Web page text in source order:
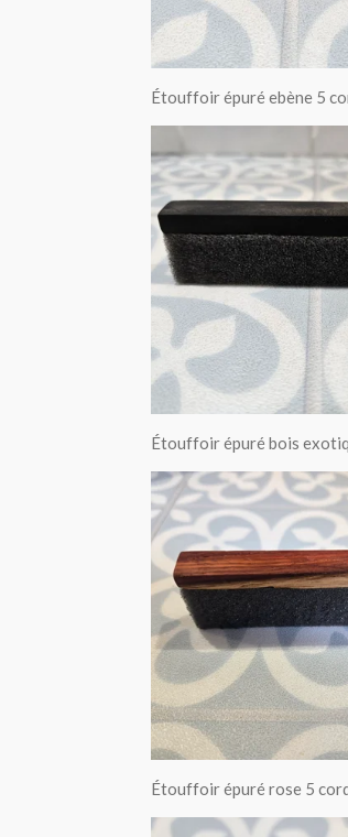
Étouffoir épuré ebène 5
Étouffoir épuré bois
Étouffoir épuré rose 5